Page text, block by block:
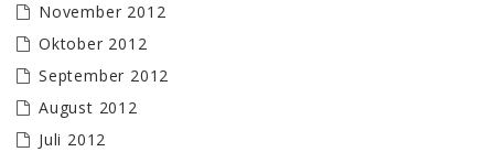
November 2012
Oktober 2012
September 2012
August 2012
Juli 2012